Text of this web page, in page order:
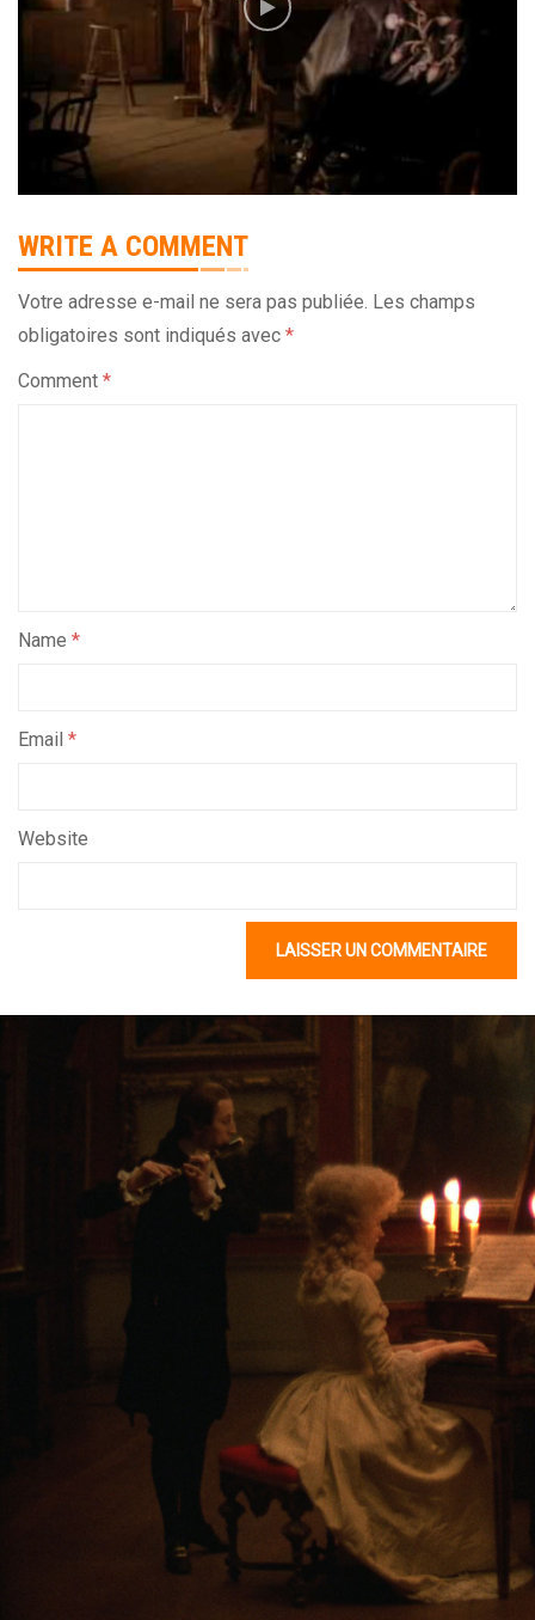
WRITE A COMMENT
Votre adresse e-mail ne sera pas publiée. Les champs
obligatoires sont indiqués avec *
Comment *
Name *
Email *
Website